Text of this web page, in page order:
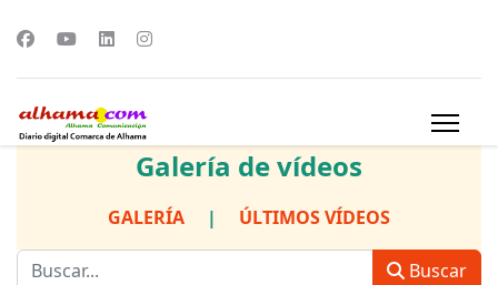
Galería de vídeos
GALERÍA | ÚLTIMOS VÍDEOS
Buscar